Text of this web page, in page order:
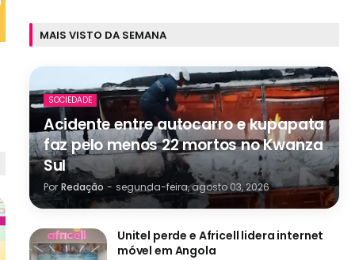
MAIS VISTO DA SEMANA
SOCIEDADE
Acidente entre autocarro e kupapata
faz pelo menos 22 mortos no Kwanza
Sul
Por Redação - segunda-feira, agosto 03, 2026
Unitel perde e Africell lidera internet
móvel em Angola